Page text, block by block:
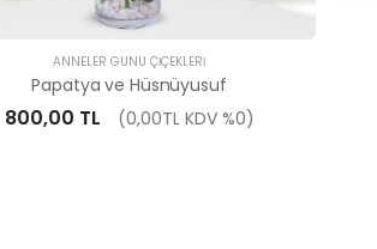
ANNELER GÜNÜ ÇIÇEKLERI
Papatya ve Hüsnüyusuf
800,00 TL (0,00TL KDV %0)